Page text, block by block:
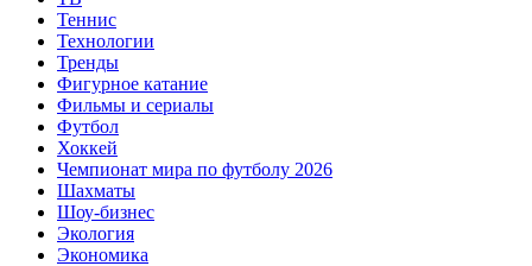
Теннис
Технологии
Тренды
Фигурное катание
Фильмы и сериалы
Футбол
Хоккей
Чемпионат мира по футболу 2026
Шахматы
Шоу-бизнес
Экология
Экономика